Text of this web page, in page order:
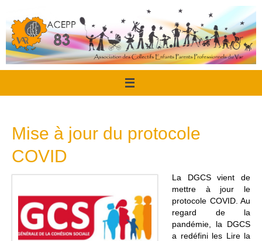
contenu
Mise à jour du protocole
COVID
La DGCS vient de
mettre à jour le
protocole COVID. Au
regard de la
pandémie, la DGCS
a redéfini les Lire la